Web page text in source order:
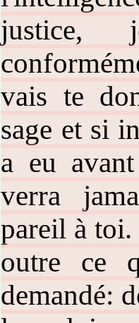
justice,
vais te
sage et si
a eu
verra
pareil à toi.
outre ce
demandé: